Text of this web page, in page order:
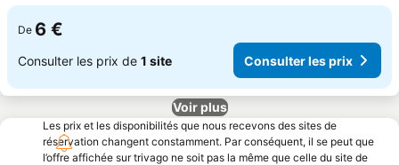
De 6 €
Consulter les prix de 1 site Consulter les prix
Voir plus
Les prix et les disponibilités que nous recevons des sites de
réservation changent constamment. Par conséquent, il se peut que
l’offre affichée sur trivago ne soit pas la même que celle du site de